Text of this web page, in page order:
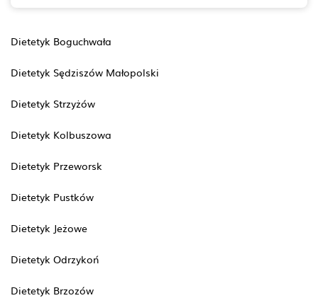
Dietetyk Boguchwała
Dietetyk Sędziszów Małopolski
Dietetyk Strzyżów
Dietetyk Kolbuszowa
Dietetyk Przeworsk
Dietetyk Pustków
Dietetyk Jeżowe
Dietetyk Odrzykoń
Dietetyk Brzozów